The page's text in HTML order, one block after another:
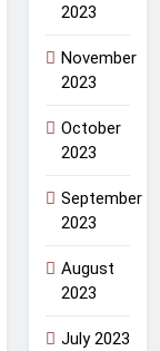
2023
November
2023
October
2023
September
2023
August
2023
July 2023